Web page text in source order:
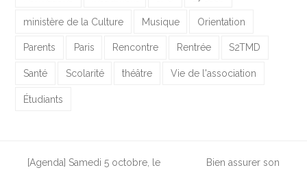
ministère de la Culture Musique Orientation
Parents Paris Rencontre Rentrée S2TMD
Santé Scolarité théâtre Vie de l'association
Étudiants
[Agenda] Samedi 5 octobre, le
Bien assurer son